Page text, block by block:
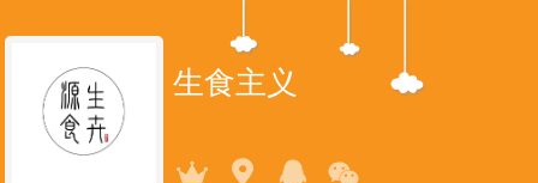
生食主义